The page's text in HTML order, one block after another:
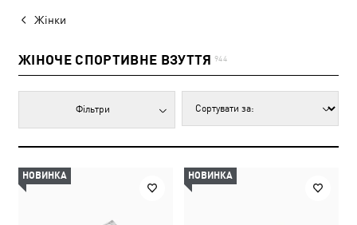
Жінки
ЖІНОЧЕ СПОРТИВНЕ ВЗУТТЯ 944
Фільтри
НОВИНКА НОВИНКА